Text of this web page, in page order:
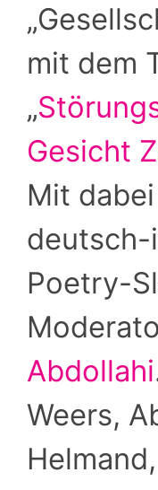
mit dem
„
Gesicht
Mit
deutsch-
Poetry-
Abdollahi
Weers,